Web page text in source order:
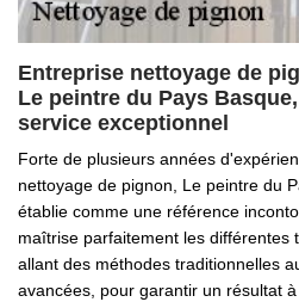
Entreprise nettoyage de
Le peintre du Pays
service exceptionnel
Forte de plusieurs années
nettoyage de pignon, Le peintre du
établie comme une référence
maîtrise parfaitement les différentes
allant des méthodes traditionnelles
avancées, pour garantir un résultat